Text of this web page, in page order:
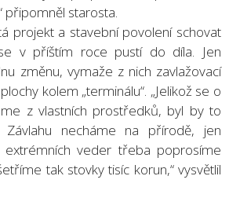
připomněl starosta.
projekt a stavební povolení schovat
v příštím roce pustí do díla. Jen
změnu, vymaže z nich zavlažovací
kolem „terminálu“. „Jelikož se o
z vlastních prostředků, byl by to
Závlahu necháme na přírodě, jen
veder třeba poprosíme
tak stovky tisíc korun,“ vysvětlil